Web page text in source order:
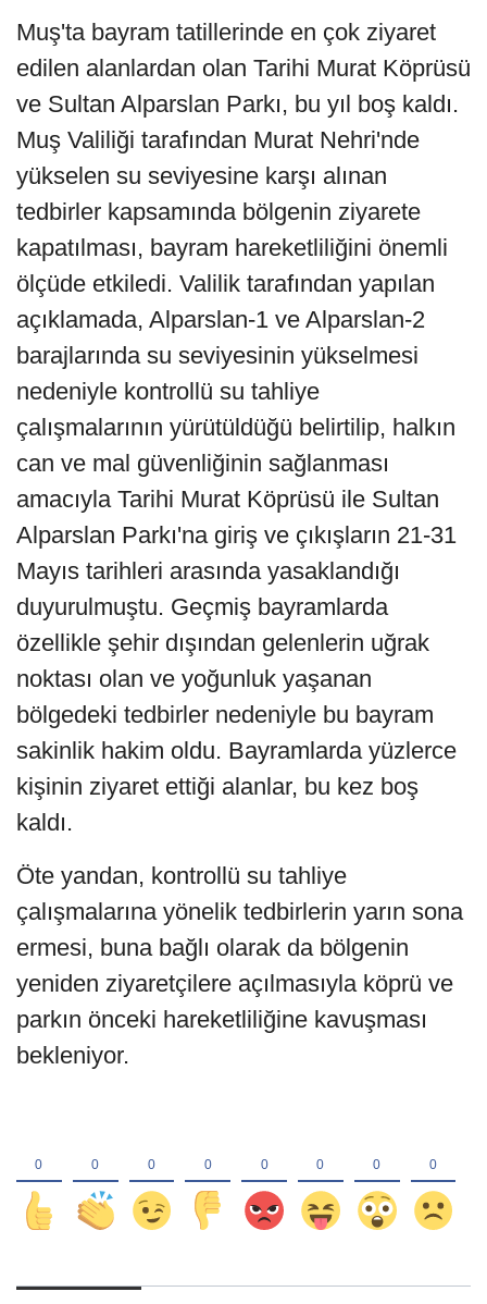
Muş'ta bayram tatillerinde en çok ziyaret
edilen alanlardan olan Tarihi Murat Köprüsü
ve Sultan Alparslan Parkı, bu yıl boş kaldı.
Muş Valiliği tarafından Murat Nehri'nde
yükselen su seviyesine karşı alınan
tedbirler kapsamında bölgenin ziyarete
kapatılması, bayram hareketliliğini önemli
ölçüde etkiledi. Valilik tarafından yapılan
açıklamada, Alparslan-1 ve Alparslan-2
barajlarında su seviyesinin yükselmesi
nedeniyle kontrollü su tahliye
çalışmalarının yürütüldüğü belirtilip, halkın
can ve mal güvenliğinin sağlanması
amacıyla Tarihi Murat Köprüsü ile Sultan
Alparslan Parkı'na giriş ve çıkışların 21-31
Mayıs tarihleri arasında yasaklandığı
duyurulmuştu. Geçmiş bayramlarda
özellikle şehir dışından gelenlerin uğrak
noktası olan ve yoğunluk yaşanan
bölgedeki tedbirler nedeniyle bu bayram
sakinlik hakim oldu. Bayramlarda yüzlerce
kişinin ziyaret ettiği alanlar, bu kez boş
kaldı.
Öte yandan, kontrollü su tahliye
çalışmalarına yönelik tedbirlerin yarın sona
ermesi, buna bağlı olarak da bölgenin
yeniden ziyaretçilere açılmasıyla köprü ve
parkın önceki hareketliliğine kavuşması
bekleniyor.